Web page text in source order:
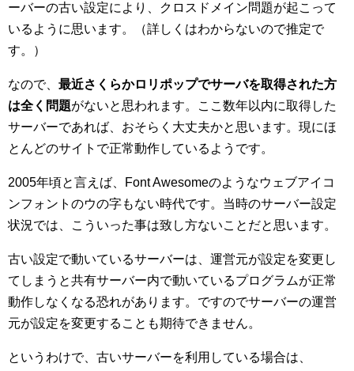
ーバーの古い設定により、クロスドメイン問題が起こって
いるように思います。（詳しくはわからないので推定で
す。）
なので、 最近さくらかロリポップでサーバを取得された方
は全く問題がないと思われます。ここ数年以内に取得した
サーバーであれば、おそらく大丈夫かと思います。現にほ
とんどのサイトで正常動作しているようです。
2005年頃と言えば、Font Awesomeのようなウェブアイコ
ンフォントのウの字もない時代です。当時のサーバー設定
状況では、こういった事は致し方ないことだと思います。
古い設定で動いているサーバーは、運営元が設定を変更し
てしまうと共有サーバー内で動いているプログラムが正常
動作しなくなる恐れがあります。ですのでサーバーの運営
元が設定を変更することも期待できません。
というわけで、古いサーバーを利用している場合は、